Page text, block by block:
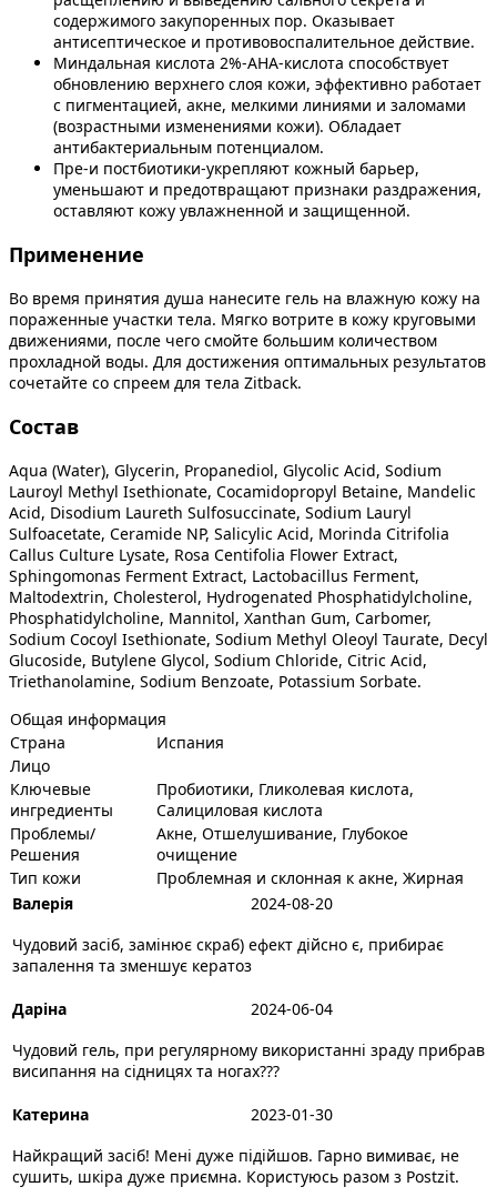
содержимого закупоренных пор. Оказывает
антисептическое и противовоспалительное действие.
Миндальная кислота 2%-АНА-кислота способствует
обновлению верхнего слоя кожи, эффективно работает
с пигментацией, акне, мелкими линиями и заломами
(возрастными изменениями кожи). Обладает
антибактериальным потенциалом.
Пре-и постбиотики-укрепляют кожный барьер,
уменьшают и предотвращают признаки раздражения,
оставляют кожу увлажненной и защищенной.
Применение
Во время принятия душа нанесите гель на влажную кожу на
пораженные участки тела. Мягко вотрите в кожу круговыми
движениями, после чего смойте большим количеством
прохладной воды. Для достижения оптимальных результатов
сочетайте со спреем для тела Zitback.
Состав
Aqua (Water), Glycerin, Propanediol, Glycolic Acid, Sodium
Lauroyl Methyl Isethionate, Cocamidopropyl Betaine, Mandelic
Acid, Disodium Laureth Sulfosuccinate, Sodium Lauryl
Sulfoacetate, Ceramide NP, Salicylic Acid, Morinda Citrifolia
Callus Culture Lysate, Rosa Centifolia Flower Extract,
Sphingomonas Ferment Extract, Lactobacillus Ferment,
Maltodextrin, Cholesterol, Hydrogenated Phosphatidylcholine,
Phosphatidylcholine, Mannitol, Xanthan Gum, Carbomer,
Sodium Cocoyl Isethionate, Sodium Methyl Oleoyl Taurate, Decyl
Glucoside, Butylene Glycol, Sodium Chloride, Citric Acid,
Triethanolamine, Sodium Benzoate, Potassium Sorbate.
Общая информация
Страна
Испания
Лицо
Ключевые
ингредиенты
Пробиотики, Гликолевая кислота,
Салициловая кислота
Проблемы/
Решения
Акне, Отшелушивание, Глубокое
очищение
Тип кожи
Проблемная и склонная к акне, Жирная
Валерія
2024-08-20
Чудовий засіб, замінює скраб) ефект дійсно є, прибирає
запалення та зменшує кератоз
Даріна
2024-06-04
Чудовий гель, при регулярному використанні зраду прибрав
висипання на сідницях та ногах???
Катерина
2023-01-30
Найкращий засіб! Мені дуже підійшов. Гарно вимиває, не
сушить, шкіра дуже приємна. Користуюсь разом з Postzit.